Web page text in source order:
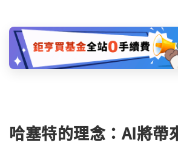
哈塞特的理念：AI將帶